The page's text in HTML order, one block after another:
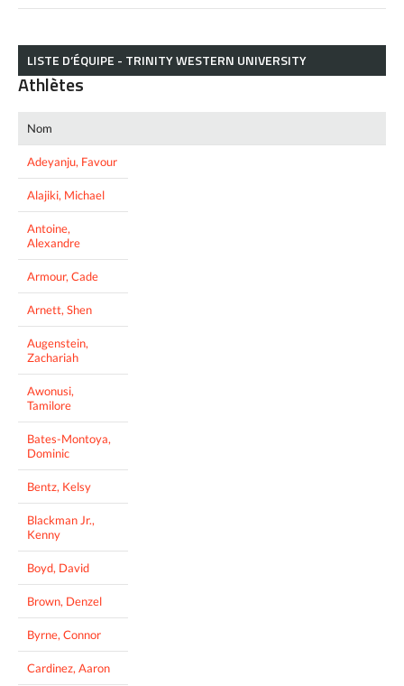
LISTE D’ÉQUIPE - TRINITY WESTERN UNIVERSITY
Athlètes
Nom
Adeyanju, Favour
Alajiki, Michael
Antoine,
Alexandre
Armour, Cade
Arnett, Shen
Augenstein,
Zachariah
Awonusi,
Tamilore
Bates-Montoya,
Dominic
Bentz, Kelsy
Blackman Jr.,
Kenny
Boyd, David
Brown, Denzel
Byrne, Connor
Cardinez, Aaron